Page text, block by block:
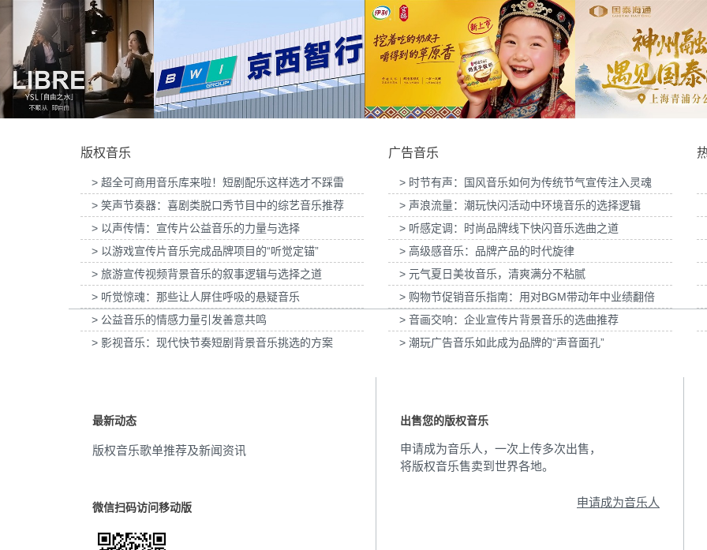
振奋
上进 (92)
放松的 (92)
氛围
教程 (90)
唯美 (88)
大公司 (88)
科学 (86)
电子 (85)
快节奏
弦乐 (77)
为Discovery expedition北京店铺活动提供音
乐版权
为新希望乳业唐钱婷品牌代言项目提供音乐版
为大众汽车ID与众08 KOL摄影制作项目提供
音乐版权
为欣旺达武汉
为张家口京西智行科技BWI媒体3D动画科普
项目提供音乐版权
为伊利宫酪中规格奶皮子酸奶TVC拍摄提供音
为国泰海通证券上海青浦分公司宣传项目提供
音乐版权
版权音乐
> 超全可商用音乐库来啦！短剧配乐这样选才不踩雷
> 笑声节奏器：喜剧类脱口秀节目中的综艺音乐推荐
> 以声传情：宣传片公益音乐的力量与选择
> 以游戏宣传片音乐完成品牌项目的“听觉定锚”
> 旅游宣传视频背景音乐的叙事逻辑与选择之道
> 听觉惊魂：那些让人屏住呼吸的悬疑音乐
> 公益音乐的情感力量引发善意共鸣
> 影视音乐：现代快节奏短剧背景音乐挑选的方案
广告音乐
> 时节有声：国风音乐如何为传统节气宣传注入灵魂
> 声浪流量：潮玩快闪活动中环境音乐的选择逻辑
> 听感定调：时尚品牌线下快闪音乐选曲之道
> 高级感音乐：品牌产品的时代旋律
> 元气夏日美妆音乐，清爽满分不粘腻
> 购物节促销音乐指南：用对BGM带动年中业绩翻倍
> 音画交响：企业宣传片背景音乐的选曲推荐
> 潮玩广告音乐如此成为品牌的“声音面孔”
最新动态
版权音乐歌单推荐及新闻资讯
微信扫码访问移动版
出售您的版权音乐
申请成为音乐人，一次上传多次出售，
将版权音乐售卖到世界各地。
申请成为音乐人